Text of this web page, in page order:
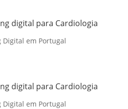
digital para Cardiologia
em Portugal
digital para Cardiologia
em Portugal